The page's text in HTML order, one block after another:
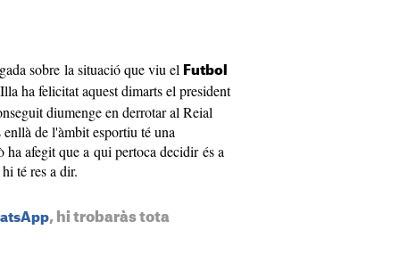
sobre la situació que viu el Futbol
ha felicitat aquest dimarts el president
diumenge en derrotar al Reial
de l'àmbit esportiu té una
afegit que a qui pertoca decidir és a
té res a dir.
, hi trobaràs tota